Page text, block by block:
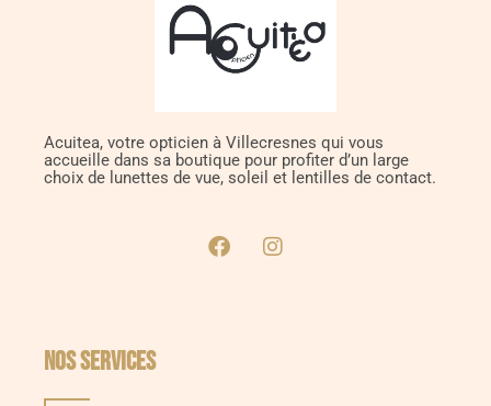
Acuitea, votre opticien à Villecresnes qui vous
accueille dans sa boutique pour profiter d’un large
choix de lunettes de vue, soleil et lentilles de contact.
NOS SERVICES